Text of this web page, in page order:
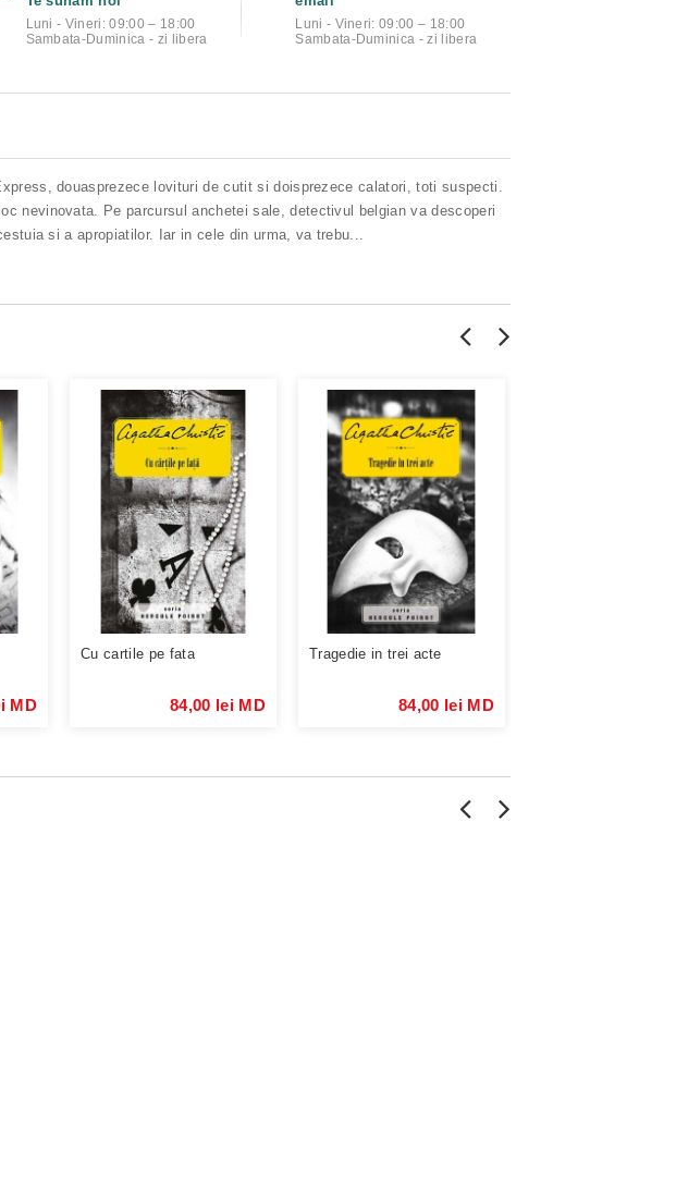
Luni - Vineri: 09:00 – 18:00
Sambata-Duminica - zi libera
Luni - Vineri: 09:00 – 18:00
Sambata-Duminica - zi libera
douasprezece lovituri de cutit si doisprezece calatori, toti suspecti.
nevinovata. Pe parcursul anchetei sale, detectivul belgian va descoperi
si a apropiatilor. Iar in cele din urma, va trebu...
MD
Cu cartile pe fata
84,00 lei MD
Tragedie in trei acte
84,00 lei MD